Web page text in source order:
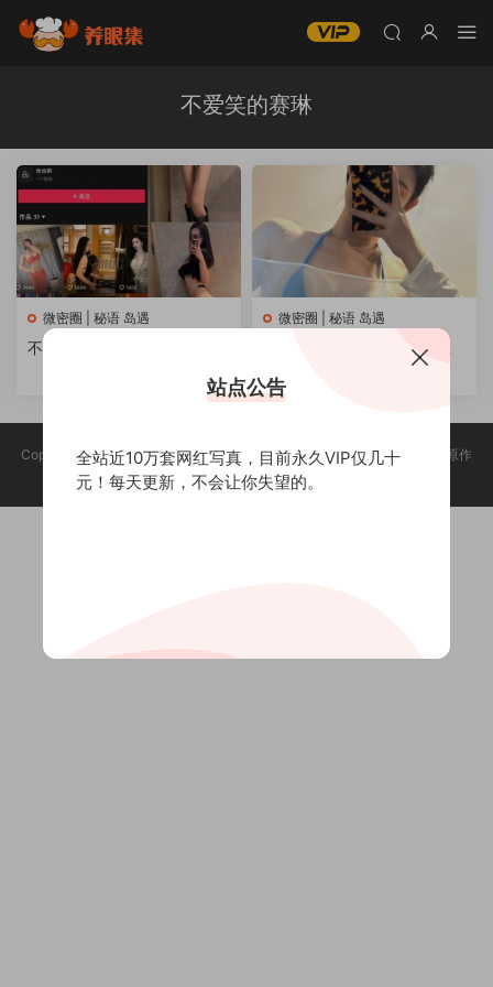
不爱笑的赛琳
微密圈 | 秘语 岛遇
不爱笑的赛琳微密圈写真合集
微密圈 | 秘语 岛遇
【微密圈】不爱笑的赛琳-嘉
Copyright @ 2025 养眼集 版权声明:本站所有资源均收集于网络，版权归原作
者所有，如有侵权，请联系删除。
站点公告
全站近10万套网红写真，目前永久VIP仅几十
元！每天更新，不会让你失望的。